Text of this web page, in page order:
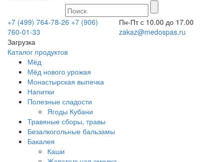
+7 (499) 764-78-26 +7 (906)
760-01-33
Пн-Пт с 10.00 до 17.00
zakaz@medospas.ru
Загрузка
Каталог продуктов
Мёд
Мёд нового урожая
Монастырская выпечка
Напитки
Полезные сладости
Ягоды Кубани
Травяные сборы, травы
Безалкогольные бальзамы
Бакалея
Каши